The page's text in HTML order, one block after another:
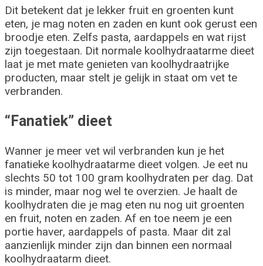
Dit betekent dat je lekker fruit en groenten kunt
eten, je mag noten en zaden en kunt ook gerust een
broodje eten. Zelfs pasta, aardappels en wat rijst
zijn toegestaan. Dit normale koolhydraatarme dieet
laat je met mate genieten van koolhydraatrijke
producten, maar stelt je gelijk in staat om vet te
verbranden.
“Fanatiek” dieet
Wanner je meer vet wil verbranden kun je het
fanatieke koolhydraatarme dieet volgen. Je eet nu
slechts 50 tot 100 gram koolhydraten per dag. Dat
is minder, maar nog wel te overzien. Je haalt de
koolhydraten die je mag eten nu nog uit groenten
en fruit, noten en zaden. Af en toe neem je een
portie haver, aardappels of pasta. Maar dit zal
aanzienlijk minder zijn dan binnen een normaal
koolhydraatarm dieet.